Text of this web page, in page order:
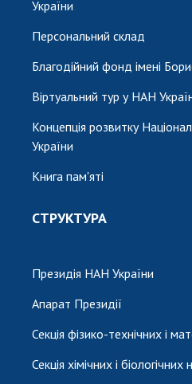
України
Персональний склад
Благодійний фонд імені
Віртуальний тур у НАН
Концепція розвитку
України
Книга пам'яті
СТРУКТУРА
Президія НАН України
Апарат Президії
Секція фізико-технічних і
Секція хімічних і біологічних